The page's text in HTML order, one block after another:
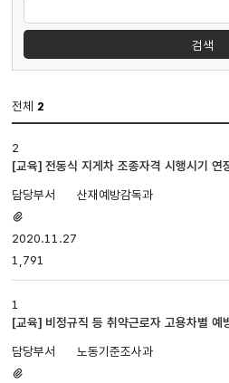
검색
전체 2
게시판
입니다.
번호,
제목,
담당부서,
첨부파일,
등록일,
조회로
있습니다.
2
[교육] 전동식 지게차 조종자격 시행시기
산재예방감독과
있음
2020.11.27
1,791
1
[교육] 비정규직 등 취약근로자 고용차별
노동기준조사과